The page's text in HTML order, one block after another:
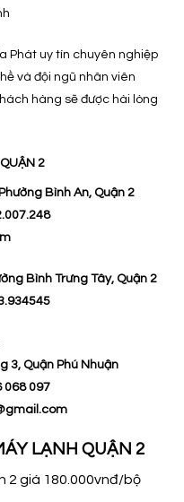
Phát uy tín chuyên nghiệp
và đội ngũ nhân viên
hàng sẽ được hài lòng
2
Bình An, Quận 2
Bình Trưng Tây, Quận 2
3, Quận Phú Nhuận
068 097
LẠNH QUẬN 2
2 giá 180.000vnđ/bộ